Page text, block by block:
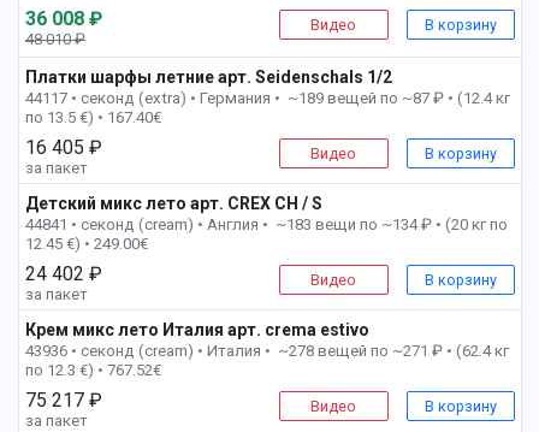
36 008 ₽
48 010 ₽
Видео В корзину
Платки шарфы летние арт. Seidenschals 1/2
44117 • секонд (extra) • Германия • ~189 вещей по ~87 ₽ • (12.4 кг
по 13.5 €) • 167.40€
16 405 ₽
за пакет
Видео В корзину
Детский микс лето арт. CREX CH / S
44841 • секонд (cream) • Англия • ~183 вещи по ~134 ₽ • (20 кг по
12.45 €) • 249.00€
24 402 ₽
за пакет
Видео В корзину
Крем микс лето Италия арт. crema estivo
43936 • секонд (cream) • Италия • ~278 вещей по ~271 ₽ • (62.4 кг
по 12.3 €) • 767.52€
75 217 ₽
за пакет
Видео В корзину